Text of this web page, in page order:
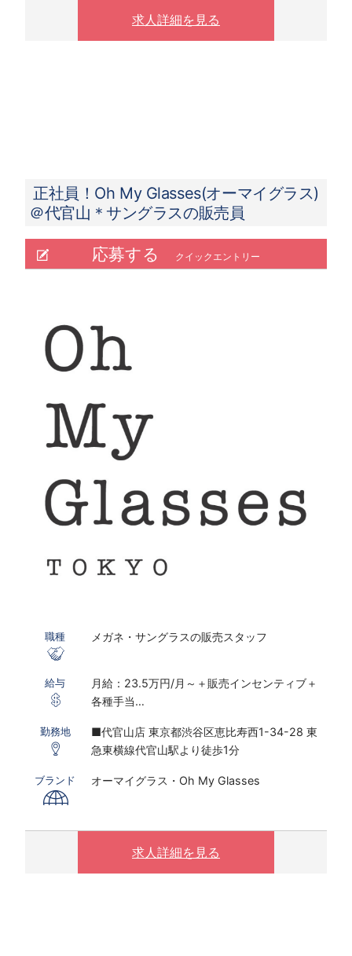
※販売員平均残業時間は6～9時間/月、店長平均
残業時間は、11～12時間/月(2021年度実績）
求人詳細を見る
正社員！Oh My Glasses(オーマイグラス)
＠代官山＊サングラスの販売員
応募する クイックエントリー
職種 メガネ・サングラスの販売スタッフ
給与
月給：23.5万円/月～＋販売インセンティブ＋
各種手当
※インセンティブ2023年度上期実績：販売職全
体平均：月額23,610円、店長以上平均：月額
(残業がない場合も支給し、相当時間を超過する
場合は別途支給する）
※販売員平均残業時間は6～9時間/月、店長平均
勤務地
■代官山店 東京都渋谷区恵比寿西1-34-28 東
急東横線代官山駅より徒歩1分
ブランド オーマイグラス・Oh My Glasses
求人詳細を見る